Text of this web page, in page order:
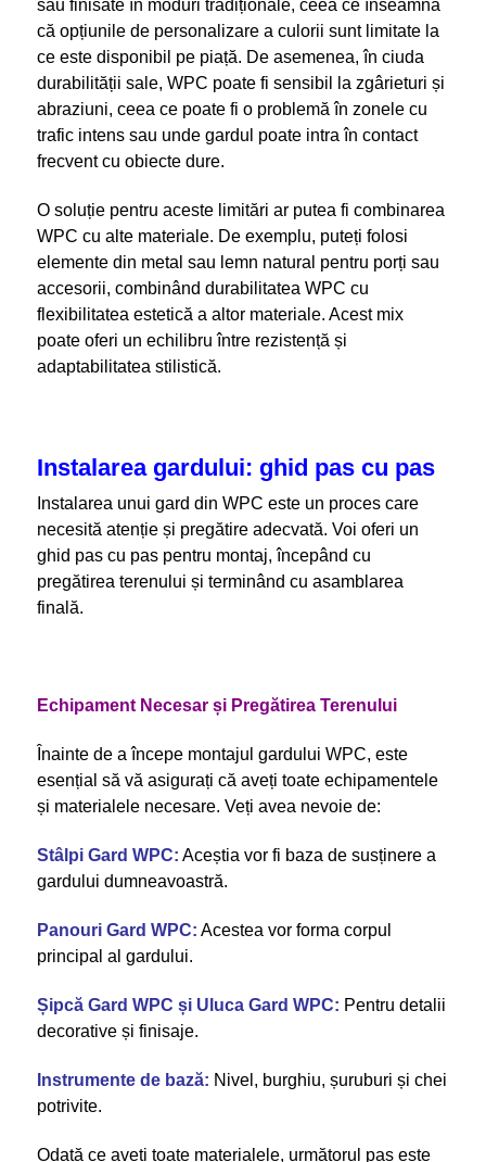
sau finisate în moduri tradiționale, ceea ce înseamnă
că opțiunile de personalizare a culorii sunt limitate la
ce este disponibil pe piață. De asemenea, în ciuda
durabilității sale, WPC poate fi sensibil la zgârieturi și
abraziuni, ceea ce poate fi o problemă în zonele cu
trafic intens sau unde gardul poate intra în contact
frecvent cu obiecte dure.
O soluție pentru aceste limitări ar putea fi combinarea
WPC cu alte materiale. De exemplu, puteți folosi
elemente din metal sau lemn natural pentru porți sau
accesorii, combinând durabilitatea WPC cu
flexibilitatea estetică a altor materiale. Acest mix
poate oferi un echilibru între rezistență și
adaptabilitatea stilistică.
Instalarea gardului: ghid pas cu pas
Instalarea unui gard din WPC este un proces care
necesită atenție și pregătire adecvată. Voi oferi un
ghid pas cu pas pentru montaj, începând cu
pregătirea terenului și terminând cu asamblarea
finală.
Echipament Necesar și Pregătirea Terenului
Înainte de a începe montajul gardului WPC, este
esențial să vă asigurați că aveți toate echipamentele
și materialele necesare. Veți avea nevoie de:
Stâlpi Gard WPC: Aceștia vor fi baza de susținere a
gardului dumneavoastră.
Panouri Gard WPC: Acestea vor forma corpul
principal al gardului.
Șipcă Gard WPC și Uluca Gard WPC: Pentru detalii
decorative și finisaje.
Instrumente de bază: Nivel, burghiu, șuruburi și chei
potrivite.
Odată ce aveți toate materialele, următorul pas este